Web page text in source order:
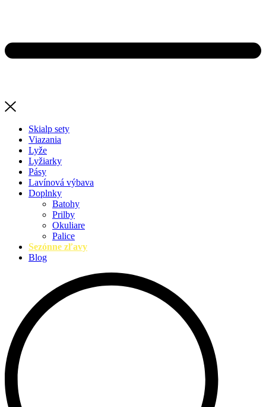
Skialp sety
Viazania
Lyže
Lyžiarky
Pásy
Lavínová výbava
Doplnky
Batohy
Prilby
Okuliare
Palice
Sezónne zľavy
Blog